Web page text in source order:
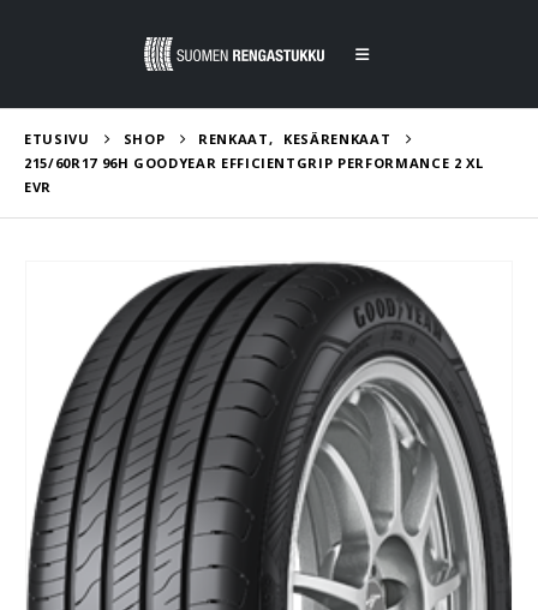
ETUSIVU SHOP RENKAAT,
KESÄRENKAAT
215/60R17 96H GOODYEAR EFFICIENTGRIP PERFORMANCE 2 XL
EVR